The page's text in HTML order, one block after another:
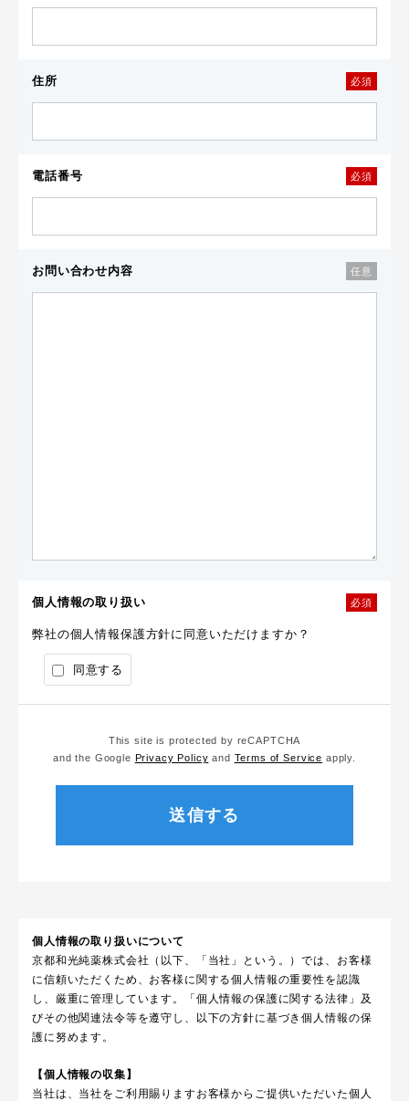
住所 必須
電話番号 必須
お問い合わせ内容 任意
個人情報の取り扱い 必須
弊社の個人情報保護方針に同意いただけますか？
同意する
This site is protected by reCAPTCHA
and the Google Privacy Policy and Terms of Service apply.
個人情報の取り扱いについて
京都和光純薬株式会社（以下、「当社」という。）では、お客様
に信頼いただくため、お客様に関する個人情報の重要性を認識
し、厳重に管理しています。「個人情報の保護に関する法律」及
びその他関連法令等を遵守し、以下の方針に基づき個人情報の保
護に努めます。
【個人情報の収集】
当社は、当社をご利用賜りますお客様からご提供いただいた個人